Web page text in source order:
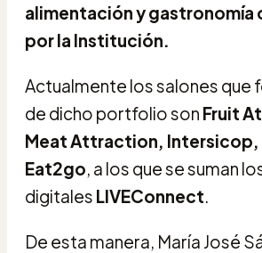
alimentación y gastronomía
por la Institución.
Actualmente los salones que
de dicho portfolio son Fruit
Meat Attraction, Intersicop,
Eat2go, a los que se suman
digitales LIVEConnect.
De esta manera, María José